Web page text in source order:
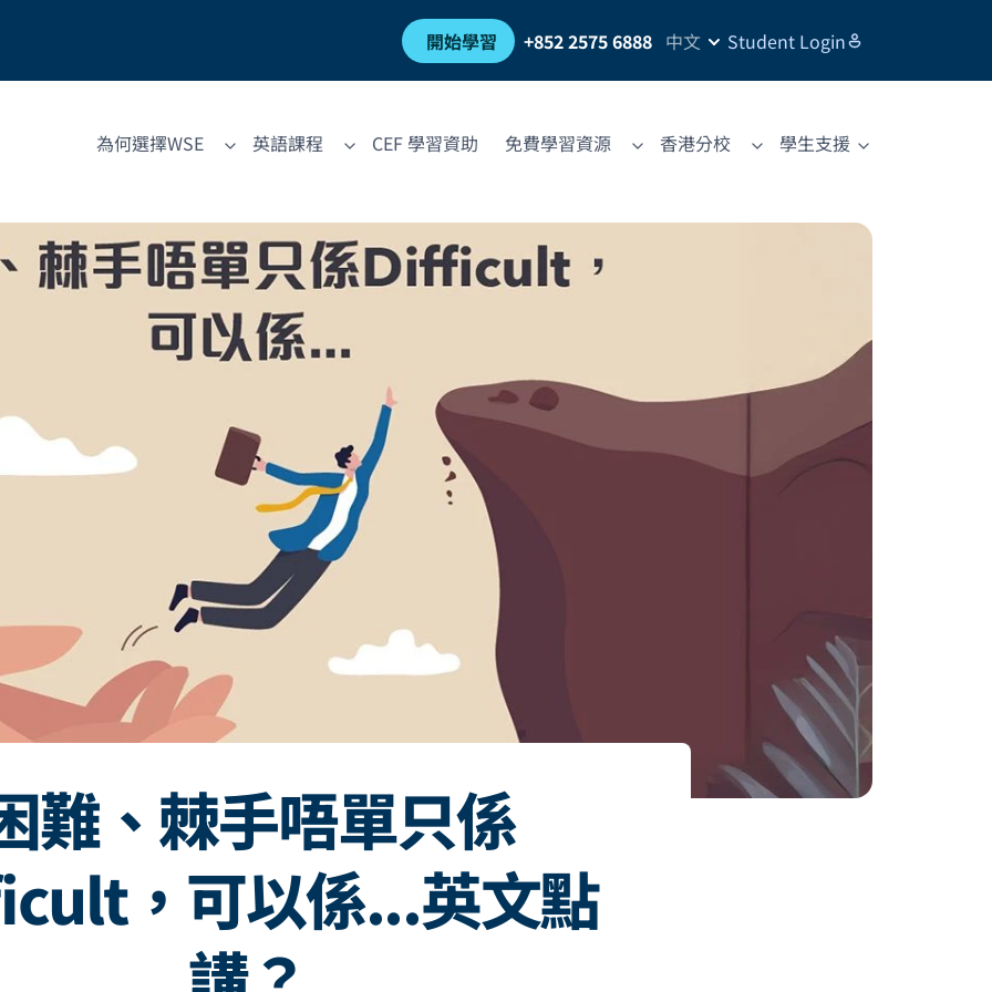
開始學習 +852 2575 6888 中文 Student Login
為何選擇WSE 英語課程 CEF 學習資助 免費學習資源 香港分校 學生支援
難、棘手唔單只係
，可以係...英文點